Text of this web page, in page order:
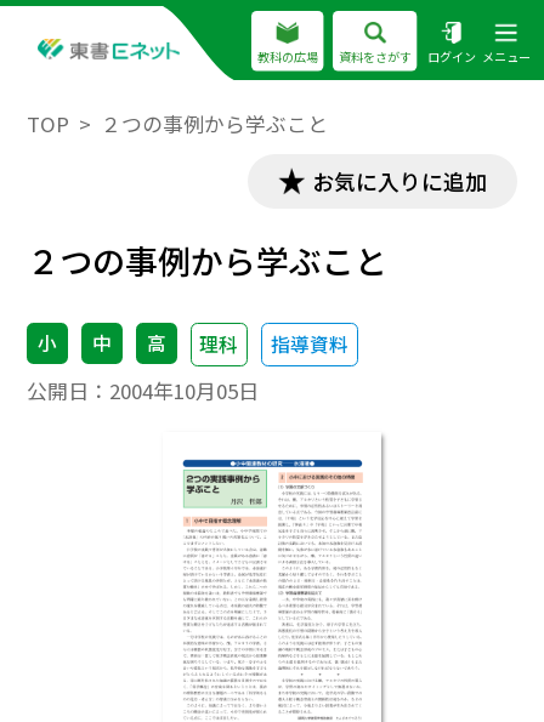
教科の広場 資料をさがす ログイン メニュー
TOP ２つの事例から学ぶこと
お気に入りに追加
２つの事例から学ぶこと
小 中 高 理科 指導資料
公開日： 2004年10月05日